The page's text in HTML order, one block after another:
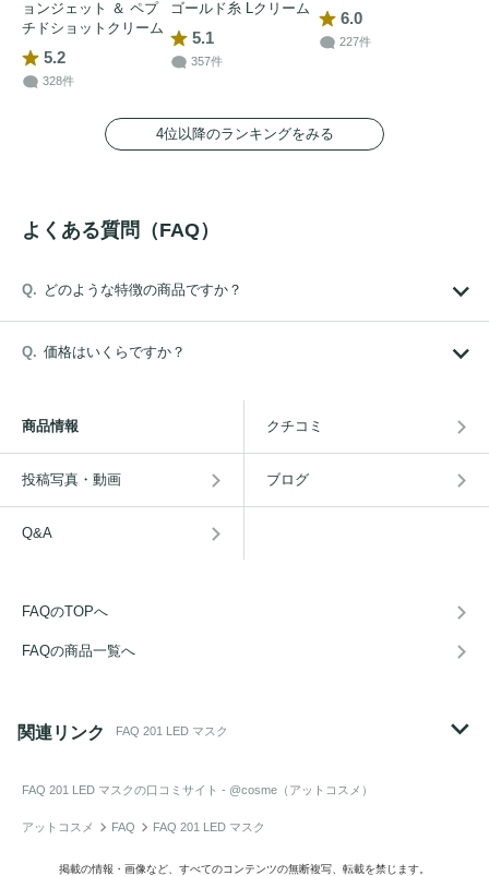
ョンジェット ＆ ペプ
チドショットクリーム
5.2
328件
ゴールド糸 Lクリーム
5.1
357件
6.0
227件
4位以降のランキングをみる
よくある質問（FAQ）
どのような特徴の商品ですか？
価格はいくらですか？
商品情報 クチコミ
投稿写真・動画 ブログ
Q&A
FAQのTOPへ
FAQの商品一覧へ
関連リンク FAQ 201 LED マスク
FAQ 201 LED マスクの口コミサイト - @cosme（アットコスメ）
アットコスメ FAQ FAQ 201 LED マスク
掲載の情報・画像など、すべてのコンテンツの無断複写、転載を禁じます。